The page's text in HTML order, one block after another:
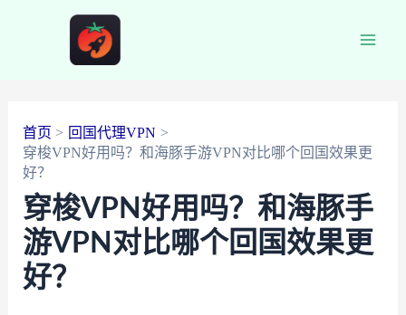
首页
回国代理VPN
穿梭VPN好用吗？和海豚手游VPN对比哪个回国效果更
好？
穿梭VPN好用吗？和海豚手
游VPN对比哪个回国效果更
好？